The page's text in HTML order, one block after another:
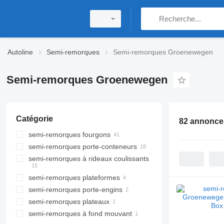
Autoline Semi-remorques Semi-remorques Groenewegen
Semi-remorques Groenewegen
Catégorie
semi-remorques fourgons
semi-remorques porte-conteneurs
semi-remorques à rideaux coulissants
semi-remorques plateformes
semi-remorques porte-engins
semi-remorques plateaux
semi-remorques à fond mouvant
82